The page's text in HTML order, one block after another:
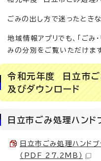
ごみの出し方で迷ったとき
地域情報アプリでも、「ごみ
みの分別をご覧いただけます
令和元年度 日立市ご
及びダウンロード
日立市ごみ処理ハン
日立市ごみ処理ハン
（PDF 27.2MB）